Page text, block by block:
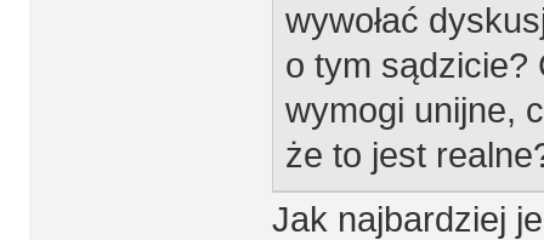
wywołać
o tym sądzicie?
wymogi unijne,
że to jest
Jak najbardziej